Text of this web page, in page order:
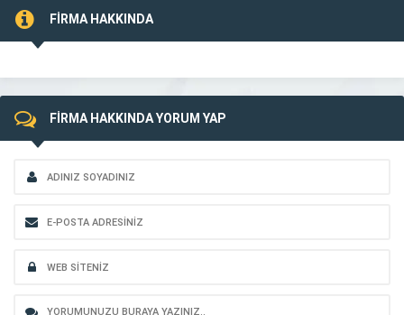
FİRMA HAKKINDA
FİRMA HAKKINDA YORUM YAP